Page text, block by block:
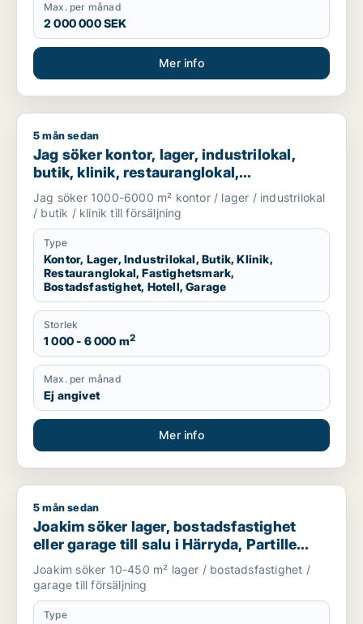
Max. per månad
2 000 000 SEK
Mer info
Jag söker kontor, lager, industrilokal, butik, klinik,
5 mån sedan
Jag söker kontor, lager, industrilokal,
butik, klinik, restauranglokal,
fastighetsmark, bostadsfastighet, hotell
eller garage till salu i Härryda, Partille
eller Öckerö m.fl.
Jag söker 1000-6000 m² kontor / lager / industrilokal
/ butik / klinik till försäljning
Type
Kontor, Lager, Industrilokal, Butik, Klinik,
Restauranglokal, Fastighetsmark,
Bostadsfastighet, Hotell, Garage
Storlek
1 000 - 6 000 m2
Max. per månad
Ej angivet
Mer info
Joakim söker lager, bostadsfastighet eller garage till salu i
5 mån sedan
Joakim söker lager, bostadsfastighet
eller garage till salu i Härryda, Partille
eller Öckerö m.fl.
Joakim söker 10-450 m² lager / bostadsfastighet /
garage till försäljning
Type